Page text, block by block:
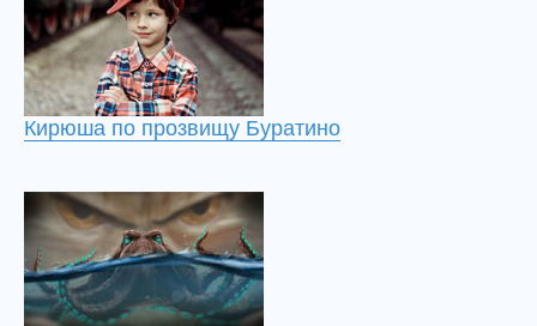
Кирюша по прозвищу Буратино